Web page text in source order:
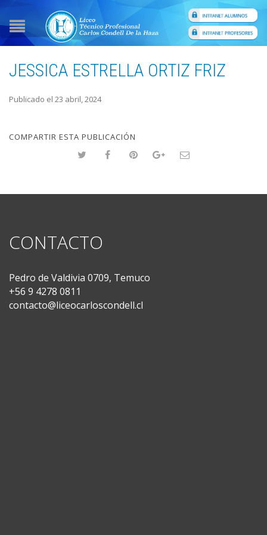
JESSICA ESTRELLA ORTIZ FRIZ
Publicado el 23 abril, 2024
COMPARTIR ESTA PUBLICACIÓN
CONTACTO
Pedro de Valdivia 0709, Temuco
+56 9 4278 0811
contacto@liceocarloscondell.cl